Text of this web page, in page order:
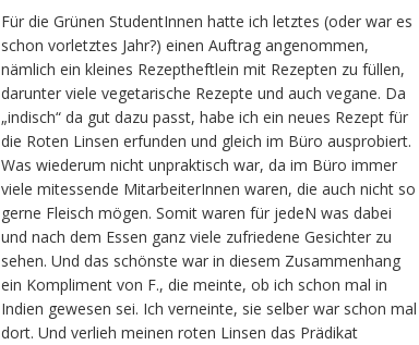
Für die Grünen StudentInnen hatte ich letztes (oder war es
schon vorletztes Jahr?) einen Auftrag angenommen,
nämlich ein kleines Rezeptheftlein mit Rezepten zu füllen,
darunter viele vegetarische Rezepte und auch vegane. Da
„indisch“ da gut dazu passt, habe ich ein neues Rezept für
die Roten Linsen erfunden und gleich im Büro ausprobiert.
Was wiederum nicht unpraktisch war, da im Büro immer
viele mitessende MitarbeiterInnen waren, die auch nicht so
gerne Fleisch mögen. Somit waren für jedeN was dabei
und nach dem Essen ganz viele zufriedene Gesichter zu
sehen. Und das schönste war in diesem Zusammenhang
ein Kompliment von F., die meinte, ob ich schon mal in
Indien gewesen sei. Ich verneinte, sie selber war schon mal
dort. Und verlieh meinen roten Linsen das Prädikat